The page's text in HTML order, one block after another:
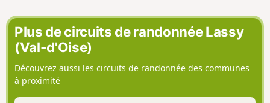
Plus de circuits de randonnée Lassy
(Val-d'Oise)
Découvrez aussi les circuits de randonnée des communes
à proximité